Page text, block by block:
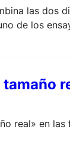
las dos
de los
real» en